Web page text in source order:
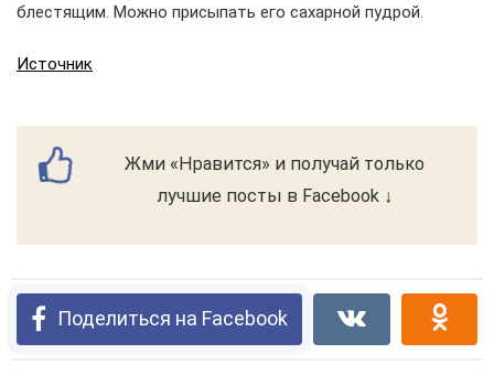
блестящим. Можно присыпать его сахарной пудрой.
Источник
Жми «Нравится» и получай только
лучшие посты в Facebook ↓
Поделиться на Facebook